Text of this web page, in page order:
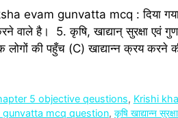
evam gunvatta mcq : दिया
है। 5. कृषि, खाद्यान् सुरक्षा एवं
लोगों की पहुँच (C) खाद्यान्न क्रय करने
5 objective qeustions, Krishi
mcq question, कृषि खाद्यान्न